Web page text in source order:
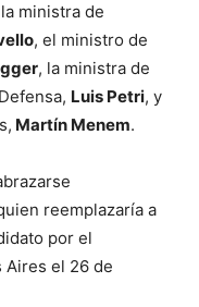
ministra de
, el ministro de
, la ministra de
Luis Petri, y
Martín Menem.
reemplazaría a
por el
Aires el 26 de